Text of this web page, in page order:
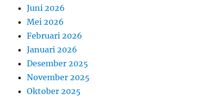
Juni 2026
Mei 2026
Februari 2026
Januari 2026
Desember 2025
November 2025
Oktober 2025